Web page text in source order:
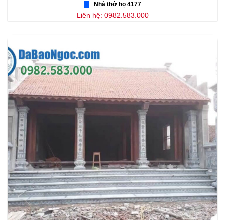
Nhà thờ họ 4177
Liên hệ: 0982.583.000